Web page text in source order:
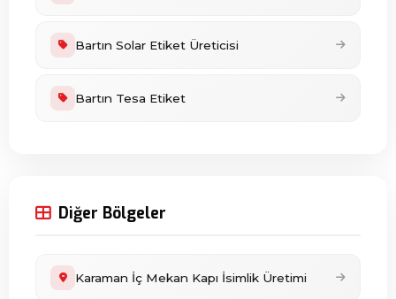
Bartın Solar Etiket Üreticisi
Bartın Tesa Etiket
Diğer Bölgeler
Karaman İç Mekan Kapı İsimlik Üretimi